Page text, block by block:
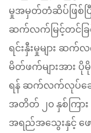
မှုအမှတ်တံဆိပ်ဖြစ်ပ
ဆက်လက်မြင့်တင်ခြင်
ရင်းနှီးမှုများ ဆ
မိတ်ဖက်များအား ပို
ရန် ဆက်လက်လုပ်ဆော
အတိတ် ၂၀ နှစ်ကြာ
အရည်အသွေးနှင့် ဖေ